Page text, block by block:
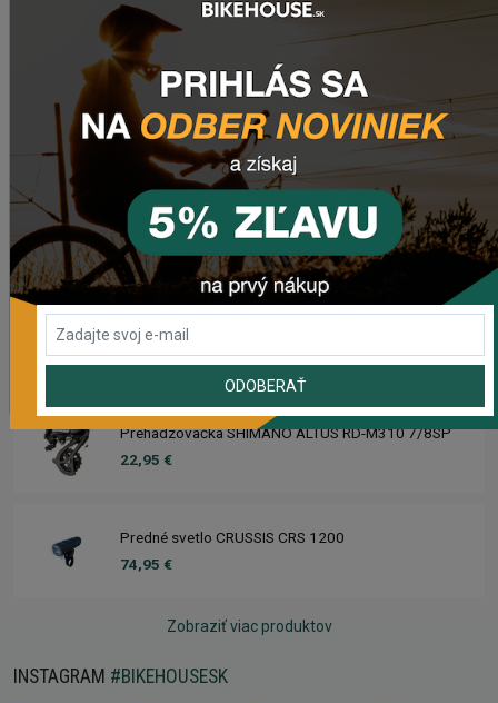
89,95 €
Rebuild kit pedálov CHROMAG SYNTH
39,95 €
Náhradný gumový diel pre košík CRUSSIS YBC-01
2,95 €
Prehadzovačka SHIMANO TOURNEY RD-TY200 GS 6/7
SPEED BEZ HÁKU
18,95 €
Prehadzovačka SHIMANO ALTUS RD-M310 7/8SP
22,95 €
Predné svetlo CRUSSIS CRS 1200
74,95 €
Zobraziť viac produktov
INSTAGRAM #BIKEHOUSESK
ODOBERAŤ